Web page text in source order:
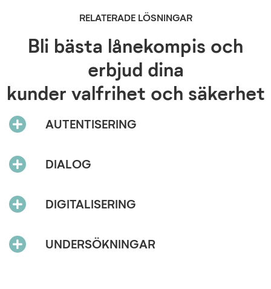
RELATERADE LÖSNINGAR
Bli bästa lånekompis och
erbjud dina
kunder valfrihet och säkerhet
ExpandAUTENTISERING
ExpandDIALOG
ExpandDIGITALISERING
ExpandUNDERSÖKNINGAR